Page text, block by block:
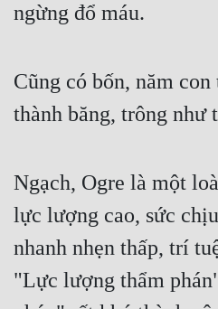
Cung Đấu
Du Hí
Dã Sử
Dị Giới
Dị Năng
ngừng đổ máu.
Cũng có bốn, năm
thành băng, trông như
Ngạch, Ogre là một
lực lượng cao, sức
nhanh nhẹn thấp, trí
"Lực lượng thẩm